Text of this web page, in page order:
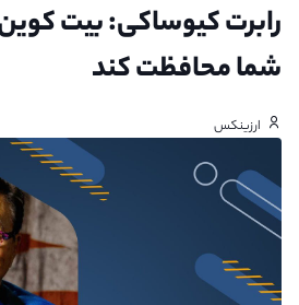
رابرت کیوساکی: بیت
شما محافظت کند
ارزینکس